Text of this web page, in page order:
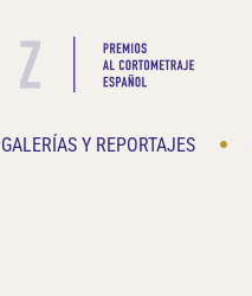
GALERÍAS Y REPORTAJES